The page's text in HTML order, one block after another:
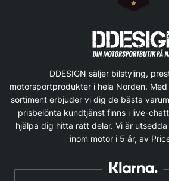
DDESIGN säljer bilstyling,
motorsportprodukter i hela Norden.
sortiment erbjuder vi dig de bästa
prisbelönta kundtjänst finns i live-
hjälpa dig hitta rätt delar. Vi är
inom motor i 5 år, av